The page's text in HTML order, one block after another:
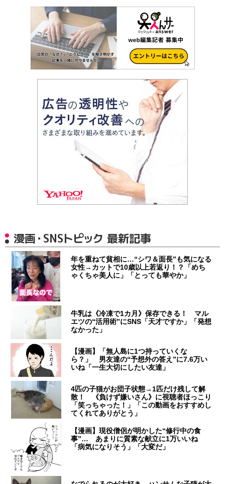
漫画・SNSトピック 最新記事
年を重ねて貧相に…“シワ＆面長”も気になる
女性→カットで10歳以上若返り！？「めち
ゃくちゃ美人に」「とっても華やか」
牛乳は《冷凍で1カ月》保存できる！ マル
エツの“活用術”にSNS「天才ですか」「発想
なかった」
【漫画】「無人島に1つ持っていくな
ら？」 男友達の“予想外の答え”に7.6万い
いね「一生大切にしたい友達」
4匹の子猫がお団子状態→1匹だけ残して解
散！ 《負けず嫌いさん》に視聴者ほっこり
「笑っちゃった！」「この動画をおすすめし
てくれてありがとう」
【漫画】現役僧侶が明かした“修行中の食
事”… あまりに質素な献立に1万いいね
「病気になりそう」「大変だ」